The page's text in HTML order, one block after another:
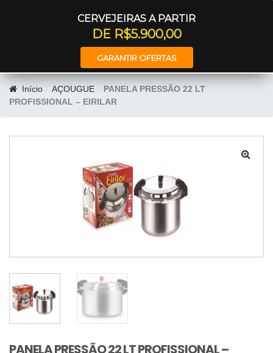
CERVEJEIRAS A PARTIR
DE R$5.900,00
GARANTIR OFERTAS
Início AÇOUGUE
PANELA PRESSÃO 22 LT
PROFISSIONAL – EIRILAR